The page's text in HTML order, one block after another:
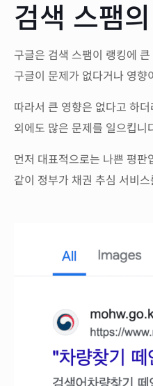
검색 스팸
구글은 검색 스팸이 랭킹에
구글이 문제가 없다거나 영
따라서 큰 영향은 없다고 하
외에도 많은 문제를 일으킵니
먼저 대표적으로는 나쁜 평
같이 정부가 채권 추심 서비